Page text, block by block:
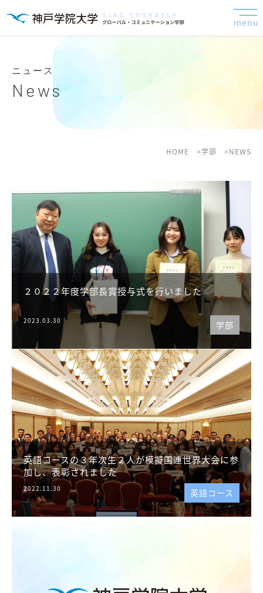
menu
News
ニュース
HOME 学部 NEWS
２０２２年度学部長賞授与式を行いました
2023.03.30 学部
英語コースの３年次生２人が模擬国連世界大会に参
加し、表彰されました
2022.11.30 英語コース